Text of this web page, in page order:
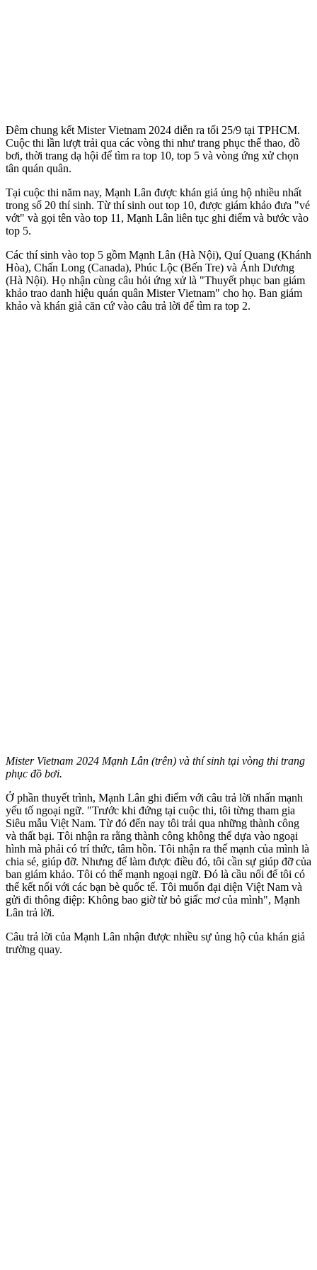
Đêm chung kết Mister Vietnam 2024 diễn ra tối 25/9 tại TPHCM.
Cuộc thi lần lượt trải qua các vòng thi như trang phục thể thao, đồ
bơi, thời trang dạ hội để tìm ra top 10, top 5 và vòng ứng xử chọn
tân quán quân.
Tại cuộc thi năm nay, Mạnh Lân được khán giả ủng hộ nhiều nhất
trong số 20 thí sinh. Từ thí sinh out top 10, được giám khảo đưa "vé
vớt" và gọi tên vào top 11, Mạnh Lân liên tục ghi điểm và bước vào
top 5.
Các thí sinh vào top 5 gồm Mạnh Lân (Hà Nội), Quí Quang (Khánh
Hòa), Chấn Long (Canada), Phúc Lộc (Bến Tre) và Ánh Dương
(Hà Nội). Họ nhận cùng câu hỏi ứng xử là "Thuyết phục ban giám
khảo trao danh hiệu quán quân Mister Vietnam" cho họ. Ban giám
khảo và khán giả căn cứ vào câu trả lời để tìm ra top 2.
Mister Vietnam 2024 Mạnh Lân (trên) và thí sinh tại vòng thi trang
phục đồ bơi.
Ở phần thuyết trình, Mạnh Lân ghi điểm với câu trả lời nhấn mạnh
yếu tố ngoại ngữ. "Trước khi đứng tại cuộc thi, tôi từng tham gia
Siêu mẫu Việt Nam. Từ đó đến nay tôi trải qua những thành công
và thất bại. Tôi nhận ra rằng thành công không thể dựa vào ngoại
hình mà phải có trí thức, tâm hồn. Tôi nhận ra thế mạnh của mình là
chia sẻ, giúp đỡ. Nhưng để làm được điều đó, tôi cần sự giúp đỡ của
ban giám khảo. Tôi có thế mạnh ngoại ngữ. Đó là cầu nối để tôi có
thể kết nối với các bạn bè quốc tế. Tôi muốn đại diện Việt Nam và
gửi đi thông điệp: Không bao giờ từ bỏ giấc mơ của mình", Mạnh
Lân trả lời.
Câu trả lời của Mạnh Lân nhận được nhiều sự ủng hộ của khán giả
trường quay.